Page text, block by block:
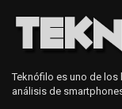
Teknófilo es uno de
análisis de